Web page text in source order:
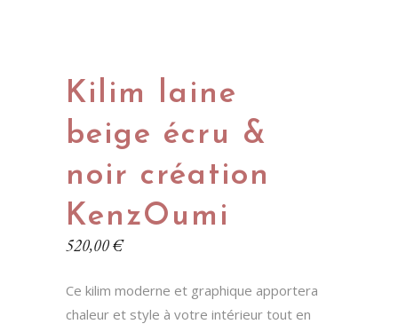
Kilim laine
beige écru &
noir création
KenzOumi
520,00€
Ce kilim moderne et graphique apportera
chaleur et style à votre intérieur tout en